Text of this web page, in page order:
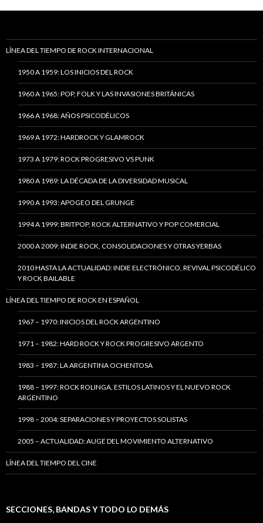
LÍNEA DEL TIEMPO DE ROCK INTERNACIONAL
1950 A 1959: LOS INICIOS DEL ROCK
1960 A 1965: POP, FOLK Y LAS INVASIONES BRITÁNICAS
1966 A 1968: AÑOS PSICODÉLICOS
1969 A 1972: HARDROCK Y GLAMROCK
1973 A 1979: ROCK PROGRESIVO VS PUNK
1980 A 1989: LA DÉCADA DE LA DIVERSIDAD MUSICAL
1990 A 1993: APOGEO DEL GRUNGE
1994 A 1999: BRITPOP, ROCK ALTERNATIVO Y POP COMERCIAL
2000 A 2009: INDIE ROCK, CONSOLIDACIONES Y OTRAS YERBAS
2010 HASTA LA ACTUALIDAD: INDIE ELECTRÓNICO, REVIVAL PSICODÉLICO
Y ROCK BAILABLE
LÍNEA DEL TIEMPO DE ROCK EN ESPAÑOL
1967 – 1970: INICIOS DEL ROCK ARGENTINO
1971 – 1982: HARD ROCK Y ROCK PROGRESIVO ARGENTO
1983 – 1987: LA ARGENTINA OCHENTOSA
1988 – 1997: ROCK ROLINGA, ESTILOS LATINOS Y EL NUEVO ROCK
ARGENTINO
1998 – 2004: SEPARACIONES Y PROYECTOS SOLISTAS
2005 – ACTUALIDAD: AUGE DEL MOVIMIENTO ALTERNATIVO
LÍNEA DEL TIEMPO DEL CINE
SECCIONES, BANDAS Y TODO LO DEMÁS